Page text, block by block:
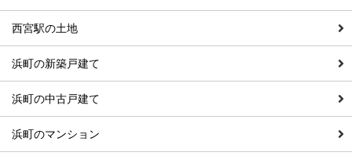
西宮駅の土地
浜町の新築戸建て
浜町の中古戸建て
浜町のマンション